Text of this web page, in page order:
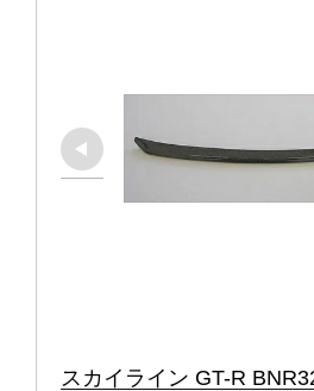
スカイライン GT-R